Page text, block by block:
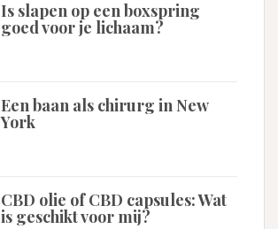
Is slapen op een boxspring
goed voor je lichaam?
Een baan als chirurg in New
York
CBD olie of CBD capsules: Wat
is geschikt voor mij?